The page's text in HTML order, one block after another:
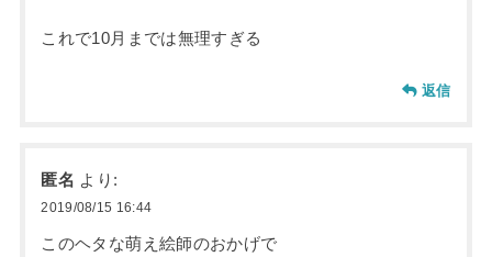
これで10月までは無理すぎる
返信
匿名 より:
2019/08/15 16:44
このヘタな萌え絵師のおかげで